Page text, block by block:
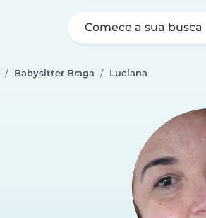
Comece a sua busca
Babysitter Braga Luciana